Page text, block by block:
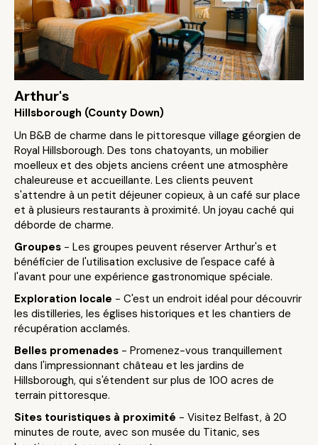
Arthur's
Hillsborough (County Down)
Un B&B de charme dans le pittoresque village géorgien de
Royal Hillsborough. Des tons chatoyants, un mobilier
moelleux et des objets anciens créent une atmosphère
chaleureuse et accueillante. Les clients peuvent
s'attendre à un petit déjeuner copieux, à un café sur place
et à plusieurs restaurants à proximité. Un joyau caché qui
déborde de charme.
Groupes - Les groupes peuvent réserver Arthur's et
bénéficier de l'utilisation exclusive de l'espace café à
l'avant pour une expérience gastronomique spéciale.
Exploration locale - C'est un endroit idéal pour découvrir
les distilleries, les églises historiques et les chantiers de
récupération acclamés.
Belles promenades - Promenez-vous tranquillement
dans l'impressionnant château et les jardins de
Hillsborough, qui s'étendent sur plus de 100 acres de
terrain pittoresque.
Sites touristiques à proximité - Visitez Belfast, à 20
minutes de route, avec son musée du Titanic, ses